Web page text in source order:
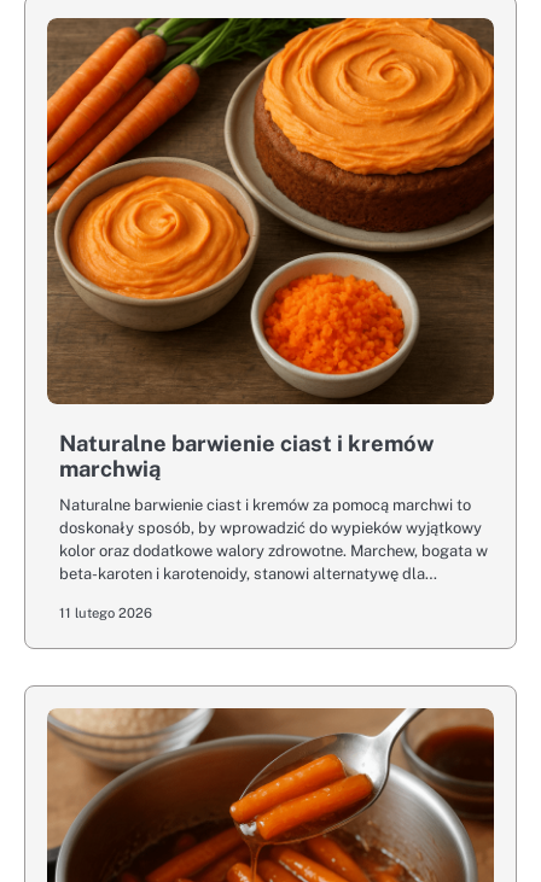
Naturalne barwienie ciast i kremów
marchwią
Naturalne barwienie ciast i kremów za pomocą marchwi to
doskonały sposób, by wprowadzić do wypieków wyjątkowy
kolor oraz dodatkowe walory zdrowotne. Marchew, bogata w
beta-karoten i karotenoidy, stanowi alternatywę dla…
11 lutego 2026